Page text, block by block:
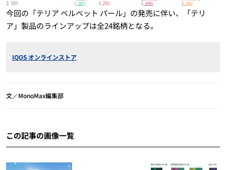
今回の「テリア ベルベット パール」の発売に伴い、「テリ
ア」製品のラインアップは全24銘柄となる。
IQOS オンラインストア
文／MonoMax編集部
この記事の画像一覧